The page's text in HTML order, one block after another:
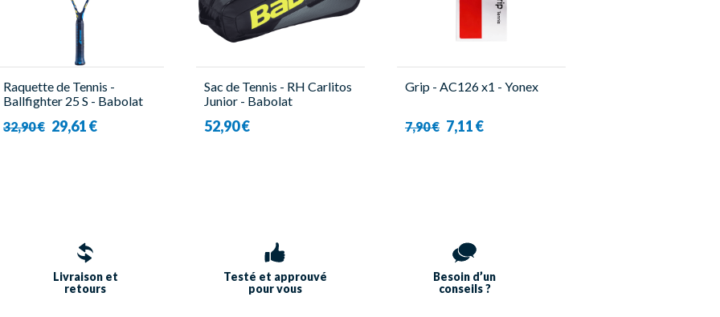
Raquette de Tennis -
Ballfighter 25 S - Babolat
32,90 € 29,61 €
Sac de Tennis - RH Carlitos
Junior - Babolat
52,90 €
Grip - AC126 x1 - Yonex
7,90 € 7,11 €
Livraison et
retours
Testé et approuvé
pour vous
Besoin d’un
conseils ?